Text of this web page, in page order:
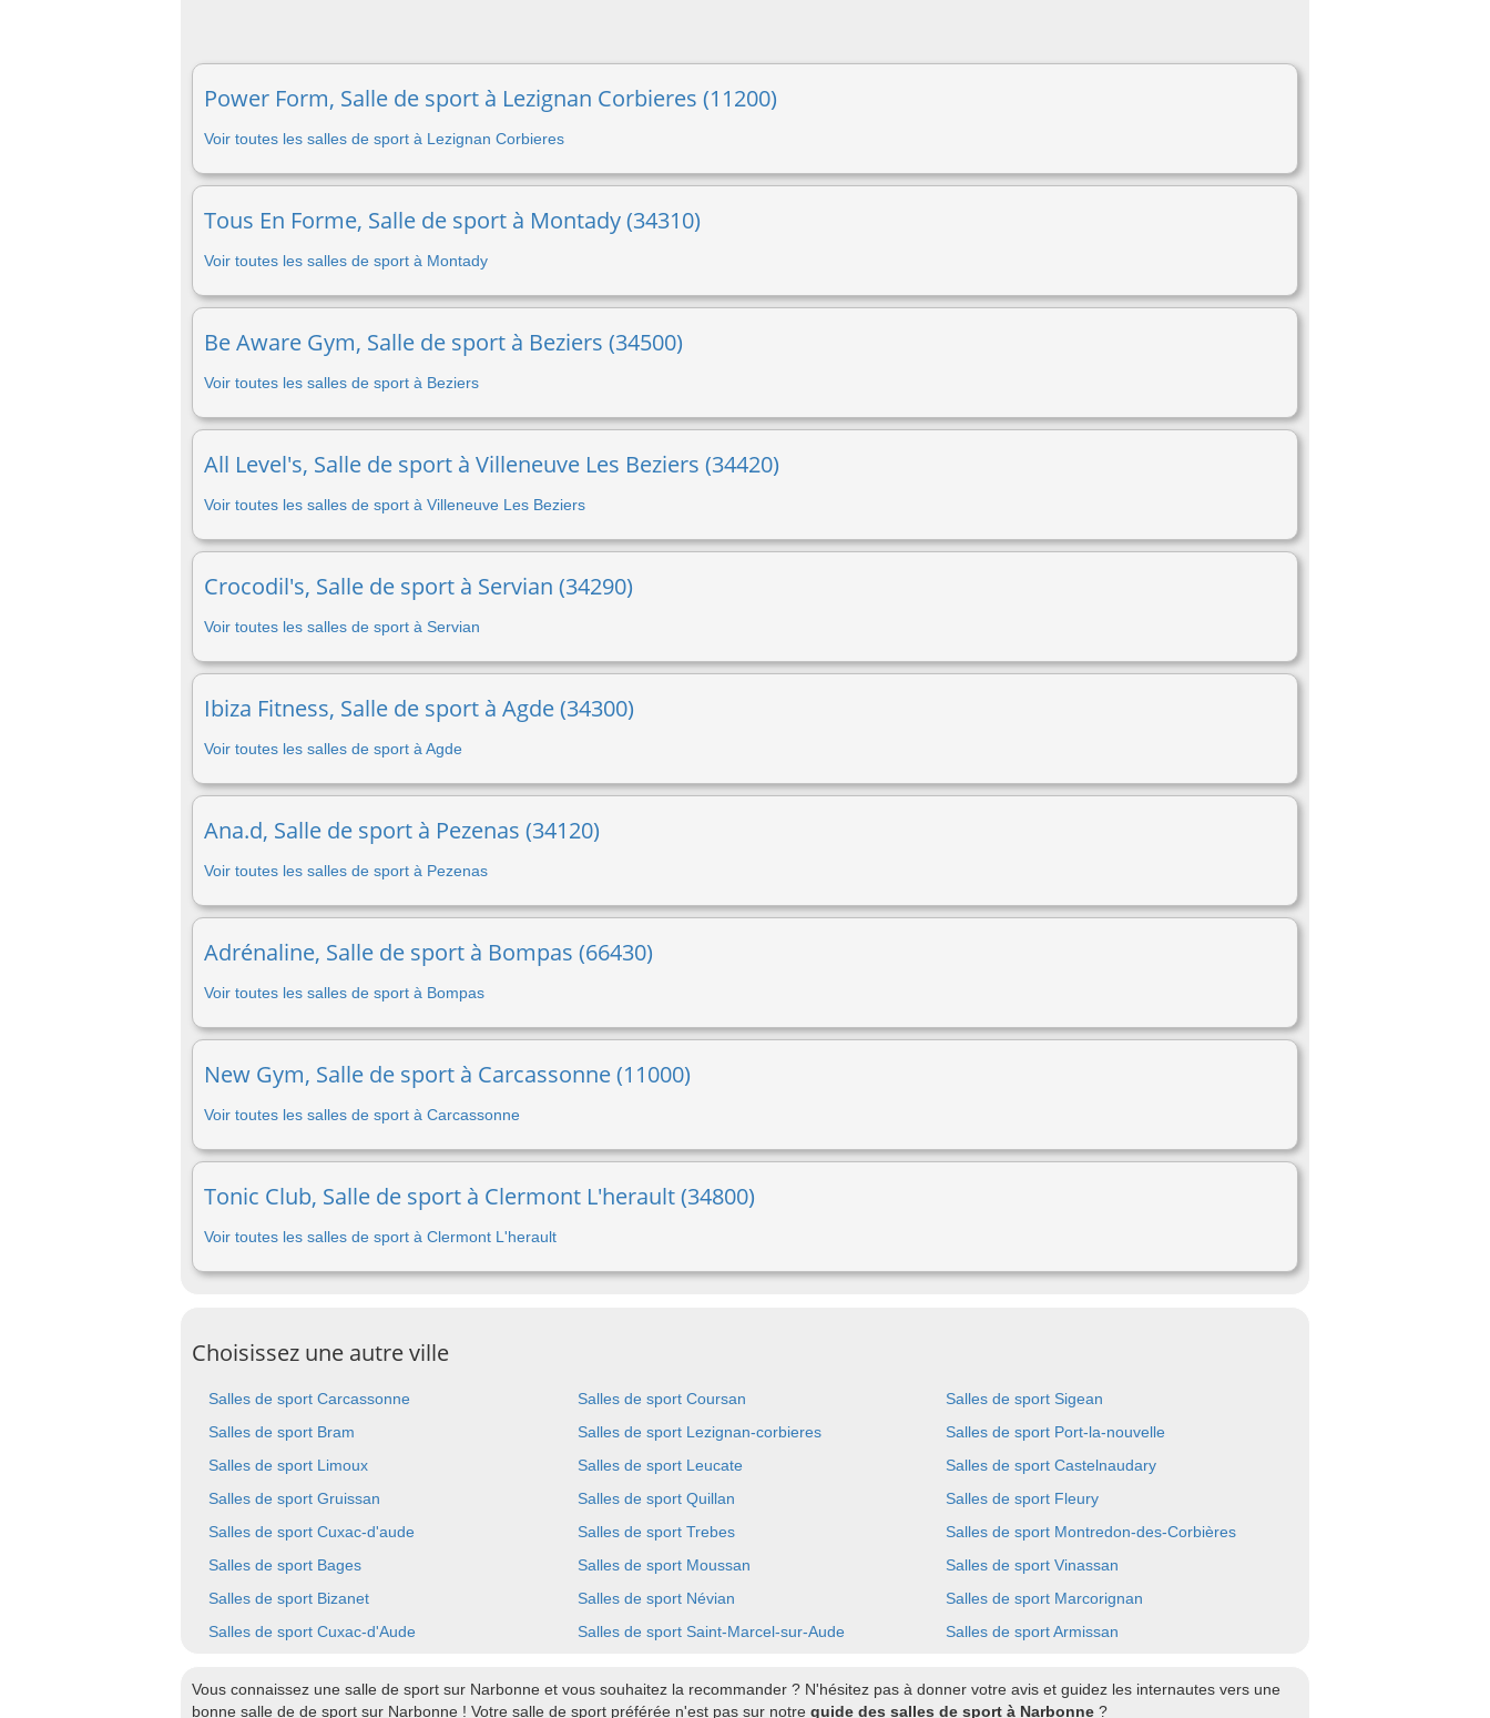
Power Form, Salle de sport à Lezignan Corbieres (11200)
Voir toutes les salles de sport à Lezignan Corbieres
Tous En Forme, Salle de sport à Montady (34310)
Voir toutes les salles de sport à Montady
Be Aware Gym, Salle de sport à Beziers (34500)
Voir toutes les salles de sport à Beziers
All Level's, Salle de sport à Villeneuve Les Beziers (34420)
Voir toutes les salles de sport à Villeneuve Les Beziers
Crocodil's, Salle de sport à Servian (34290)
Voir toutes les salles de sport à Servian
Ibiza Fitness, Salle de sport à Agde (34300)
Voir toutes les salles de sport à Agde
Ana.d, Salle de sport à Pezenas (34120)
Voir toutes les salles de sport à Pezenas
Adrénaline, Salle de sport à Bompas (66430)
Voir toutes les salles de sport à Bompas
New Gym, Salle de sport à Carcassonne (11000)
Voir toutes les salles de sport à Carcassonne
Tonic Club, Salle de sport à Clermont L'herault (34800)
Voir toutes les salles de sport à Clermont L'herault
Choisissez une autre ville
Salles de sport Carcassonne Salles de sport Coursan
Salles de sport Sigean
Salles de sport Bram
Salles de sport Lezignan-corbieres
Salles de sport Port-la-nouvelle
Salles de sport Limoux
Salles de sport Leucate
Salles de sport Castelnaudary
Salles de sport Gruissan
Salles de sport Quillan
Salles de sport Fleury
Salles de sport Cuxac-d'aude
Salles de sport Trebes
Salles de sport Montredon-des-Corbières
Salles de sport Bages
Salles de sport Moussan
Salles de sport Vinassan
Salles de sport Bizanet
Salles de sport Névian
Salles de sport Marcorignan
Salles de sport Cuxac-d'Aude
Salles de sport Saint-Marcel-sur-Aude Salles de sport Armissan
Vous connaissez une salle de sport sur Narbonne et vous souhaitez la recommander ? N'hésitez pas à donner votre avis et guidez les internautes vers une
bonne salle de de sport sur Narbonne ! Votre salle de sport préférée n'est pas sur notre guide des salles de sport à Narbonne ?